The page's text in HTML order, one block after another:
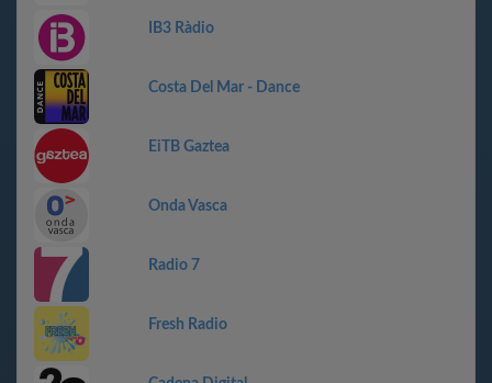
IB3 Ràdio
Costa Del Mar - Dance
EiTB Gaztea
Onda Vasca
Radio 7
Fresh Radio